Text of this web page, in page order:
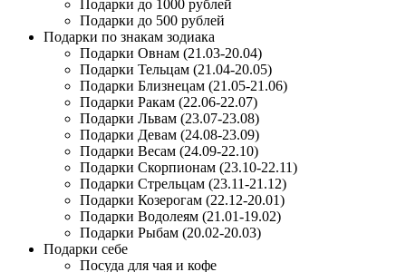
Подарки до 1000 рублей
Подарки до 500 рублей
Подарки по знакам зодиака
Подарки Овнам (21.03-20.04)
Подарки Тельцам (21.04-20.05)
Подарки Близнецам (21.05-21.06)
Подарки Ракам (22.06-22.07)
Подарки Львам (23.07-23.08)
Подарки Девам (24.08-23.09)
Подарки Весам (24.09-22.10)
Подарки Скорпионам (23.10-22.11)
Подарки Стрельцам (23.11-21.12)
Подарки Козерогам (22.12-20.01)
Подарки Водолеям (21.01-19.02)
Подарки Рыбам (20.02-20.03)
Подарки себе
Посуда для чая и кофе